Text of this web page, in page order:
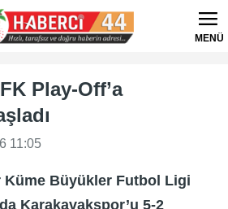
MENÜ
Play-Off’a
11:05
Küme Büyükler Futbol Ligi
Karakavakspor’u 5-2